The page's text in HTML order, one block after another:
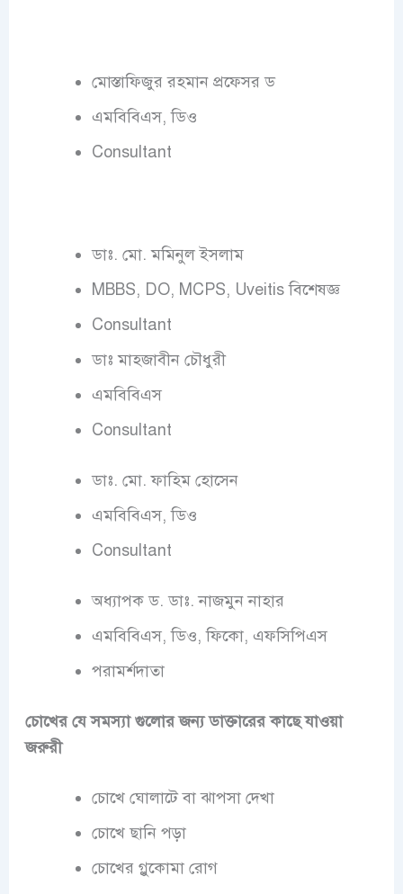
মোস্তাফিজুর রহমান প্রফেসর ড
এমবিবিএস, ডিও
Consultant
ডাঃ. মো. মমিনুল ইসলাম
MBBS, DO, MCPS, Uveitis বিশেষজ্ঞ
Consultant
ডাঃ মাহজাবীন চৌধুরী
এমবিবিএস
Consultant
ডাঃ. মো. ফাহিম হোসেন
এমবিবিএস, ডিও
Consultant
অধ্যাপক ড. ডাঃ. নাজমুন নাহার
এমবিবিএস, ডিও, ফিকো, এফসিপিএস
পরামর্শদাতা
চোখের যে সমস্যা গুলোর জন্য ডাক্তারের কাছে যাওয়া
জরুরী
চোখে ঘোলাটে বা ঝাপসা দেখা
চোখে ছানি পড়া
চোখের গ্লুকোমা রোগ